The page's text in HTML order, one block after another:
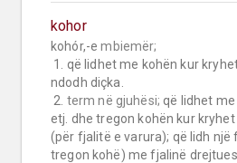
kohor
kohór,-e mbiemër;
ndodh diçka.
2. term në gjuhësi; që lidhet me
etj. dhe tregon kohën kur
(për fjalitë e varura); që lidh një
tregon kohë) me fjalinë